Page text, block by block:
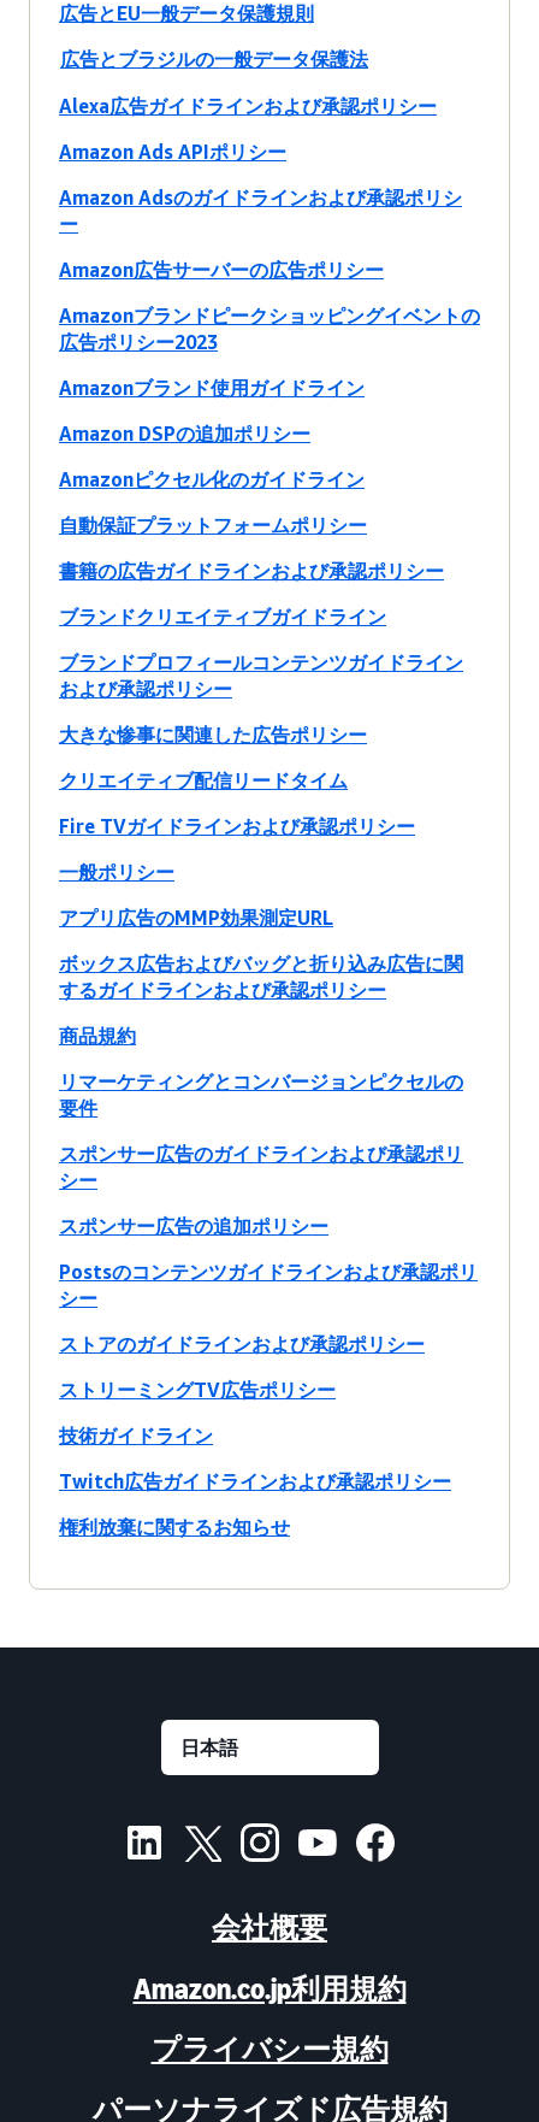
広告とEU一般データ保護規則
広告とブラジルの一般データ保護法
Alexa広告ガイドラインおよび承認ポリシー
Amazon Ads APIポリシー
Amazon Adsのガイドラインおよび承認ポリシ
ー
Amazon広告サーバーの広告ポリシー
Amazonブランドピークショッピングイベントの
広告ポリシー2023
Amazonブランド使用ガイドライン
Amazon DSPの追加ポリシー
Amazonピクセル化のガイドライン
自動保証プラットフォームポリシー
書籍の広告ガイドラインおよび承認ポリシー
ブランドクリエイティブガイドライン
ブランドプロフィールコンテンツガイドライン
および承認ポリシー
大きな惨事に関連した広告ポリシー
クリエイティブ配信リードタイム
Fire TVガイドラインおよび承認ポリシー
一般ポリシー
アプリ広告のMMP効果測定URL
ボックス広告およびバッグと折り込み広告に関
するガイドラインおよび承認ポリシー
商品規約
リマーケティングとコンバージョンピクセルの
要件
スポンサー広告のガイドラインおよび承認ポリ
シー
スポンサー広告の追加ポリシー
Postsのコンテンツガイドラインおよび承認ポリ
シー
ストアのガイドラインおよび承認ポリシー
ストリーミングTV広告ポリシー
技術ガイドライン
Twitch広告ガイドラインおよび承認ポリシー
権利放棄に関するお知らせ
会社概要
Amazon.co.jp利用規約
プライバシー規約
パーソナライズド広告規約